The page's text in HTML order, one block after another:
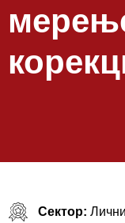
Сектор: